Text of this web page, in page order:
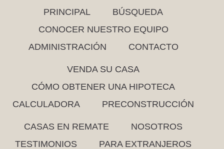
PRINCIPAL
BÚSQUEDA
CONOCER NUESTRO EQUIPO
ADMINISTRACIÓN
CONTACTO
VENDA SU CASA
CÓMO OBTENER UNA HIPOTECA
CALCULADORA
PRECONSTRUCCIÓN
CASAS EN REMATE
NOSOTROS
TESTIMONIOS
PARA EXTRANJEROS